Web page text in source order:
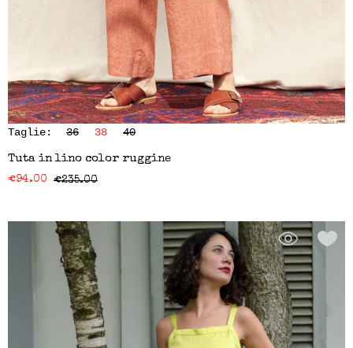
Taglie: 36 38 40
Tuta in lino color ruggine
€94.00 €235.00